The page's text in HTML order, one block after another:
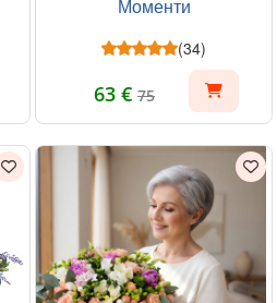
Моменти
(34)
63 € 75